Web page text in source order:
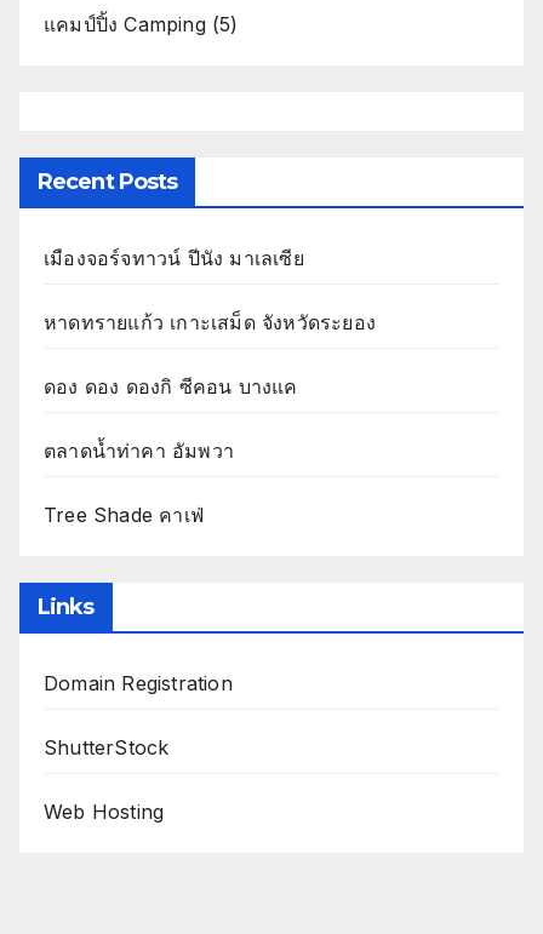
แคมป์ปิ้ง Camping(5)
Recent Posts
เมืองจอร์จทาวน์ ปีนัง มาเลเซีย
หาดทรายแก้ว เกาะเสม็ด จังหวัดระยอง
ดอง ดอง ดองกิ ซีคอน บางแค
ตลาดน้ำท่าคา อัมพวา
Tree Shade คาเฟ่
Links
Domain Registration
ShutterStock
Web Hosting